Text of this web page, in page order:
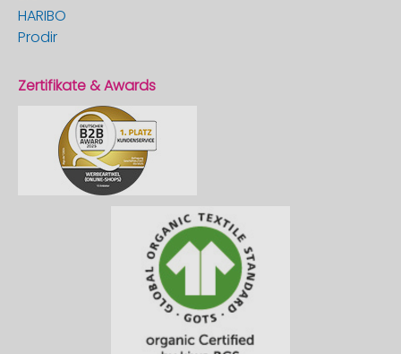
HARIBO
Prodir
Zertifikate & Awards